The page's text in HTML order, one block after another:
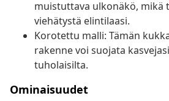
muistuttava ulkonäkö, mikä
viehätystä elintilaasi.
Korotettu malli: Tämän
rakenne voi suojata
tuholaisilta.
Ominaisuudet